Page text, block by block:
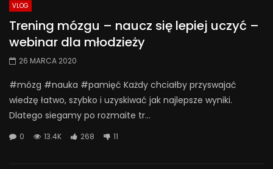
VLOG
Trening mózgu – naucz się lepiej uczyć –
webinar dla młodzieży
26 MARCA 2020
#mózg #nauka #pamięć Każdy chciałby przyswajać
wiedzę łatwo, szybko i uzyskiwać jak najlepsze wyniki.
Dlatego siegamy po rozmaite tr...
0 13.4K 268 11